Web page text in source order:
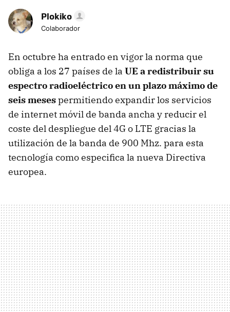
Plokiko
Colaborador
En octubre ha entrado en vigor la norma que
obliga a los 27 países de la UE a redistribuir su
espectro radioeléctrico en un plazo máximo de
seis mesespermitiendo expandir los servicios
de internet móvil de banda ancha y reducir el
coste del despliegue del 4G o LTE gracias la
utilización de la banda de 900 Mhz. para esta
tecnología como especifica la nueva Directiva
europea.